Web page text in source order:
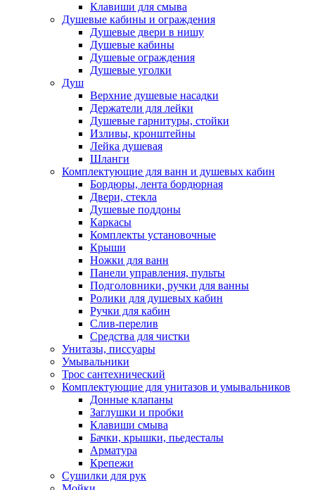
Клавиши для смыва
Душевые кабины и ограждения
Душевые двери в нишу
Душевые кабины
Душевые ограждения
Душевые уголки
Душ
Верхние душевые насадки
Держатели для лейки
Душевые гарнитуры, стойки
Изливы, кронштейны
Лейка душевая
Шланги
Комплектующие для ванн и душевых кабин
Бордюры, лента бордюрная
Двери, стекла
Душевые поддоны
Каркасы
Комплекты установочные
Крыши
Ножки для ванн
Панели управления, пульты
Подголовники, ручки для ванны
Ролики для душевых кабин
Ручки для кабин
Слив-перелив
Средства для чистки
Унитазы, писсуары
Умывальники
Трос сантехнический
Комплектующие для унитазов и умывальников
Донные клапаны
Заглушки и пробки
Клавиши смыва
Бачки, крышки, пьедесталы
Арматура
Крепежи
Сушилки для рук